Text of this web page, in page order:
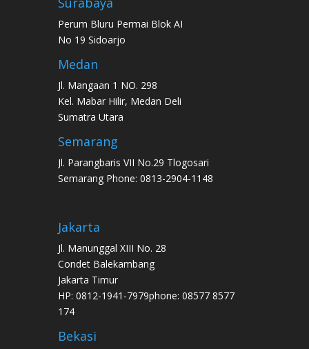
Perum Bluru Permai Blok AI
No 19 Sidoarjo
Medan
Jl. Mangaan 1 NO. 298
Kel. Mabar Hilir, Medan Deli
Sumatra Utara
Semarang
Jl. Parangbaris VII No.29 Tlogosari
Semarang Phone: 0813-2904-1148
Jakarta
Jl. Manunggal XIII No. 28
Condet Balekambang
Jakarta Timur
HP: 0812-1941-7979phone: 08577 8577
174
Bekasi